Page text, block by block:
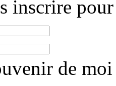
inscrire
de moi